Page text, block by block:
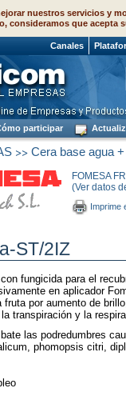
nuestros servicios y
consideramos que acepta
Canales
participar
>> Cera base agua
FOMESA
(Ver datos
Imprime
ST/2IZ
fungicida para el
en aplicador
fruta por aumento de
transpiración y la
las podredumbres
phomopsis citri,